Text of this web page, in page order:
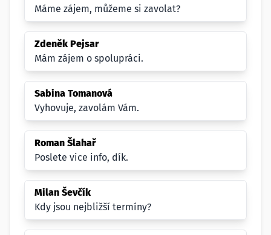
Máme zájem, můžeme si zavolat?
Zdeněk Pejsar
Mám zájem o spolupráci.
Sabina Tomanová
Vyhovuje, zavolám Vám.
Roman Šlahař
Poslete vice info, dík.
Milan Ševčík
Kdy jsou nejbližší termíny?